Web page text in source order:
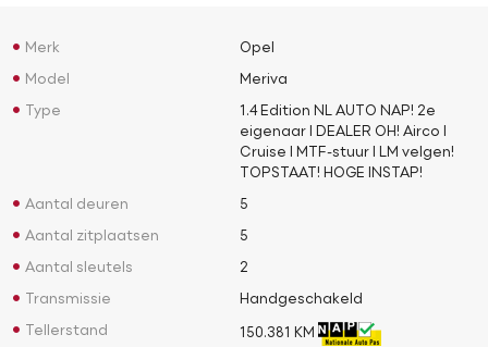
Merk Opel
Model Meriva
Type
1.4 Edition NL AUTO NAP! 2e
eigenaar l DEALER OH! Airco l
Cruise l MTF-stuur l LM velgen!
TOPSTAAT! HOGE INSTAP!
Aantal deuren 5
Aantal zitplaatsen 5
Aantal sleutels 2
Transmissie Handgeschakeld
Tellerstand 150.381 KM